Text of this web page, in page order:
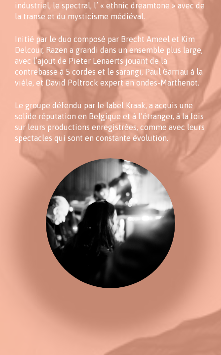
industriel, le spectral, l’ « ethnic dreamtone » avec de
la transe et du mysticisme médiéval.
Initié par le duo composé par Brecht Ameel et Kim
Delcour, Razen a grandi dans un ensemble plus large,
avec l’ajout de Pieter Lenaerts jouant de la
contrebasse à 5 cordes et le sarangi, Paul Garriau à la
vièle, et David Poltrock expert en ondes-Marthenot.
Le groupe défendu par le label Kraak, a acquis une
solide réputation en Belgique et à l’étranger, à la fois
sur leurs productions enregistrées, comme avec leurs
spectacles qui sont en constante évolution.